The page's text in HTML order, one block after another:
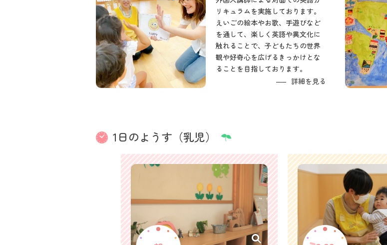
リキュラムを実施しております。
えいごの絵本やお歌、手遊びなど
を通して、楽しく英語や異文化に
触れることで、子どもたちの世界
観や好奇心を広げるきっかけとな
ることを目指しております。
詳細を見る
1日のようす（乳児）